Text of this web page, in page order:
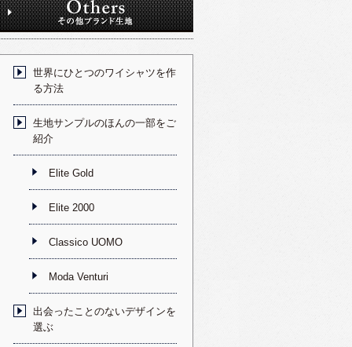
世界にひとつのワイシャツを作
る方法
生地サンプルのほんの一部をご
紹介
Elite Gold
Elite 2000
Classico UOMO
Moda Venturi
出会ったことのないデザインを
選ぶ